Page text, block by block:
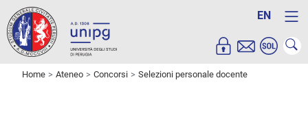
EN
Home Ateneo Concorsi Selezioni personale docente